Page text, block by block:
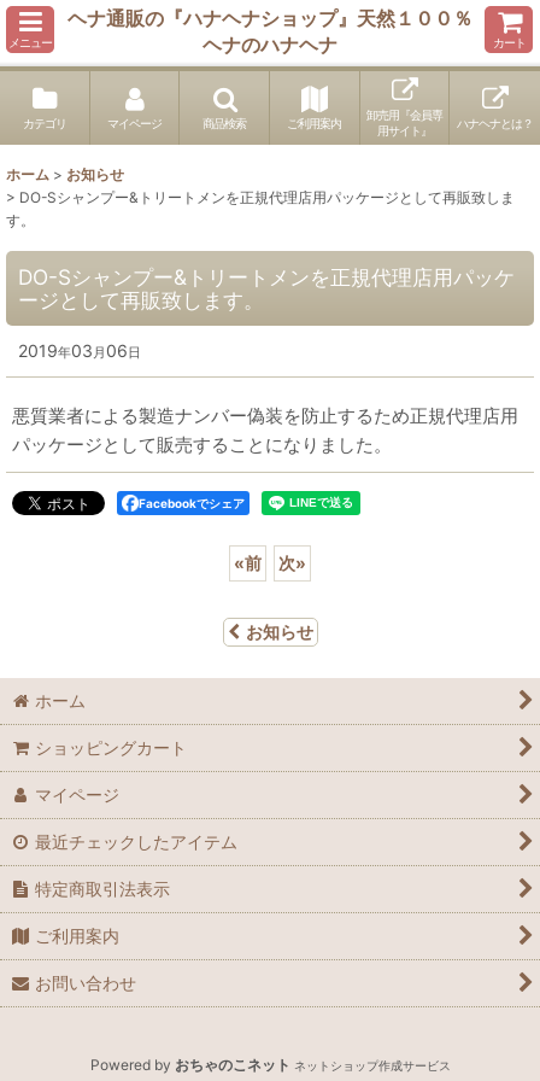
メニュー
ヘナ通販の『ハナヘナショップ』天然１００％
ヘナのハナヘナ
カート
カテゴリ マイページ 商品検索 ご利用案内
卸売用『会員専
用サイト』
ハナヘナとは？
ホーム > お知らせ
> DO-Sシャンプー&トリートメンを正規代理店用パッケージとして再販致しま
す。
DO-Sシャンプー&トリートメンを正規代理店用パッケ
ージとして再販致します。
2019年03 月 06日
悪質業者による製造ナンバー偽装を防止するため正規代理店用
パッケージとして販売することになりました。
Facebookでシェア
«前 次»
お知らせ
ホーム
ショッピングカート
マイページ
最近チェックしたアイテム
特定商取引法表示
ご利用案内
お問い合わせ
Powered by おちゃのこネット ネットショップ作成サービス